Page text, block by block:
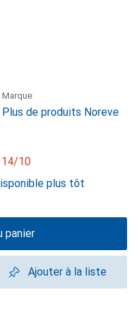
Marque
Plus de produits Noreve
14/10
plus tôt
panier
Ajouter à la liste